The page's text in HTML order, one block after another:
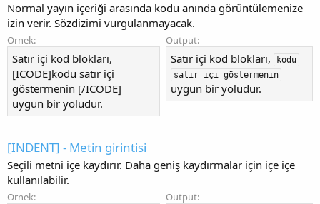
Normal yayın içeriği arasında kodu anında görüntülemenize
izin verir. Sözdizimi vurgulanmayacak.
Örnek:
Satır içi kod blokları,
[ICODE]kodu satır içi
göstermenin [/ICODE]
uygun bir yoludur.
Output:
Satır içi kod blokları,
kodu
satır içi göstermenin
uygun bir yoludur.
[INDENT] - Metin girintisi
Seçili metni içe kaydırır. Daha geniş kaydırmalar için içe içe
kullanılabilir.
Örnek: Output: